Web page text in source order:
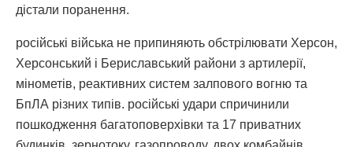
дістали поранення.
російські війська не припиняють обстрілювати Херсон,
Херсонський і Бериславський райони з артилерії,
мінометів, реактивних систем залпового вогню та
БпЛА різних типів. російські удари спричинили
пошкодження багатоповерхівки та 17 приватних